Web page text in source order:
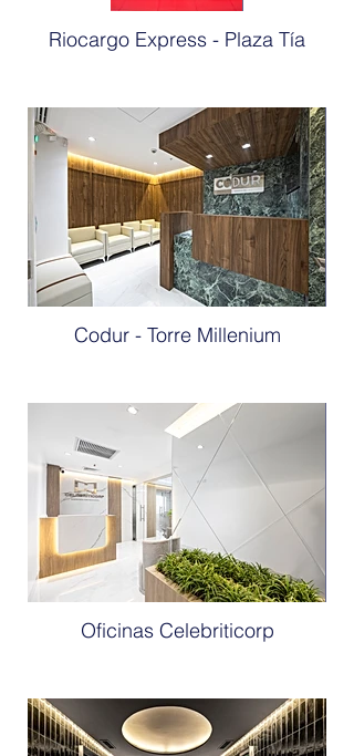
Riocargo Express - Plaza Tía
Codur - Torre Millenium
Oficinas Celebriticorp